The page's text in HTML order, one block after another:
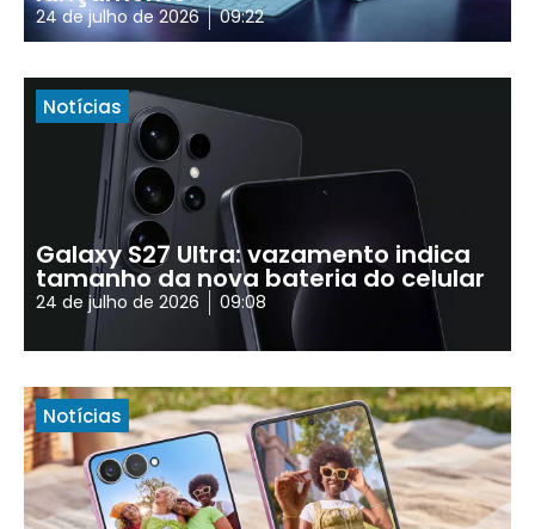
24 de julho de 2026 09:22
Notícias
Galaxy S27 Ultra: vazamento indica
tamanho da nova bateria do celular
24 de julho de 2026 09:08
Notícias